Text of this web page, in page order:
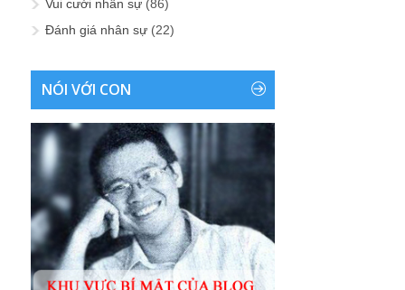
Vui cười nhân sự (86)
Đánh giá nhân sự (22)
NÓI VỚI CON